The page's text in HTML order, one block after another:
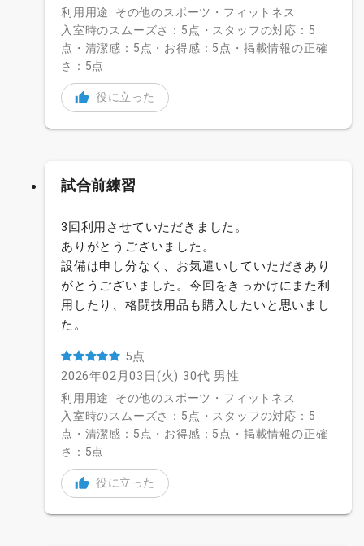
利用用途: その他のスポーツ・フィットネス
入室時のスムーズさ：5点・スタッフの対応：5
点・清潔感：5点・お得感：5点・掲載情報の正確
さ：5点
役に立った
試合前練習
3回利用させていただきました。
ありがとうございました。
設備は申し分なく、お気遣いしていただきあり
がとうございました。今回をきっかけにまた利
用したり、格闘技用品も購入したいと思いまし
た。
5点
2026年02月03日(火) 30代 男性
利用用途: その他のスポーツ・フィットネス
入室時のスムーズさ：5点・スタッフの対応：5
点・清潔感：5点・お得感：5点・掲載情報の正確
さ：5点
役に立った